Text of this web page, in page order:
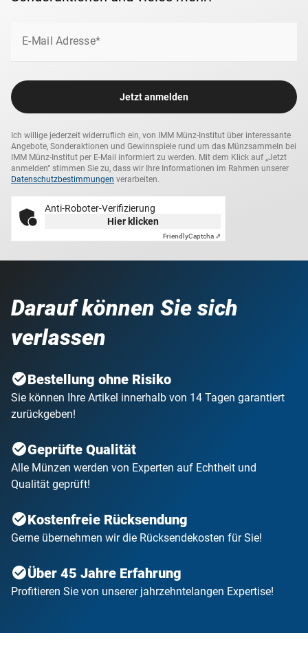
E-Mail Adresse*
Jetzt anmelden
Ich willige jederzeit widerruflich ein, von IMM Münz-Institut über interessante
Angebote, Sonderaktionen und Gewinnspiele rund um das Münzsammeln bei
IMM Münz-Institut per E-Mail informiert zu werden. Mit dem Klick auf „Jetzt
anmelden“ stimmen Sie zu, dass wir Ihre Informationen im Rahmen unserer
Datenschutzbestimmungen verarbeiten.
Anti-Roboter-Verifizierung
Hier klicken
FriendlyCaptcha ⇗
Darauf können Sie sich
verlassen
Bestellung ohne Risiko
Sie können Ihre Artikel innerhalb von 14 Tagen garantiert
zurückgeben!
Geprüfte Qualität
Alle Münzen werden von Experten auf Echtheit und
Qualität geprüft!
Kostenfreie Rücksendung
Gerne übernehmen wir die Rücksendekosten für Sie!
Über 45 Jahre Erfahrung
Profitieren Sie von unserer jahrzehntelangen Expertise!